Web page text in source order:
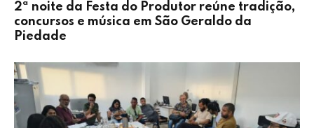
2ª noite da Festa do Produtor reúne tradição,
concursos e música em São Geraldo da
Piedade